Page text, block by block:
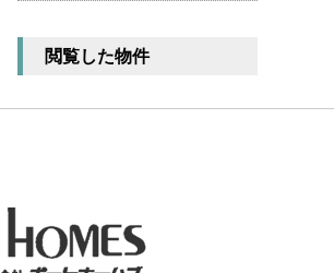
閲覧した物件